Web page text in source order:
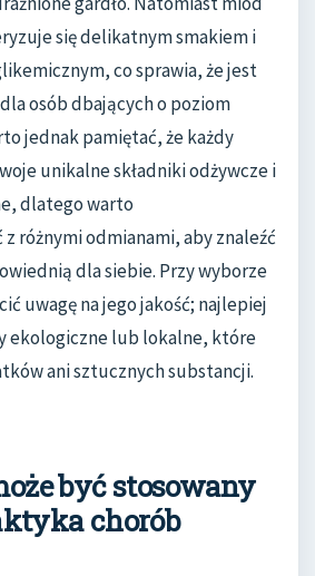
się delikatnym smakiem i
co sprawia, że jest
osób dbających o poziom
jednak pamiętać, że każdy
unikalne składniki odżywcze i
dlatego warto
różnymi odmianami, aby znaleźć
dla siebie. Przy wyborze
uwagę na jego jakość; najlepiej
ekologiczne lub lokalne, które
ani sztucznych substancji.
być stosowany
chorób